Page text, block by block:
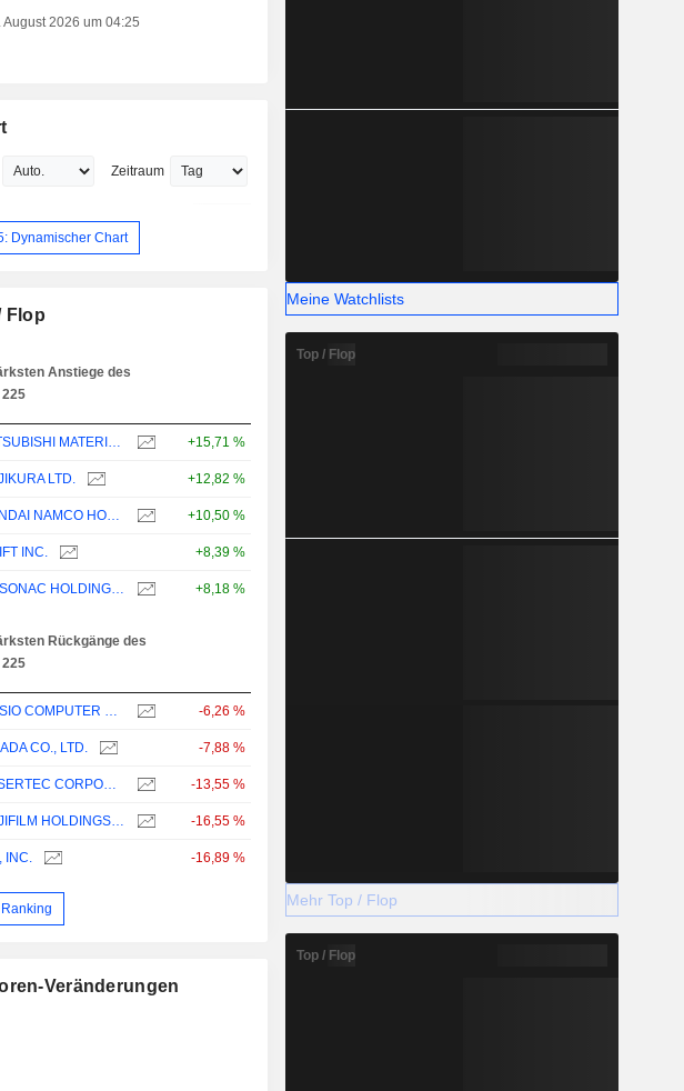
August 2026 um 04:25
Zeitraum
Dynamischer Chart
Flop
Anstiege des
MITSUBISHI MATERIALS CORPORATION +15,71 %
LTD. +12,82 %
BANDAI NAMCO HOLDINGS INC. +10,50 %
INC. +8,39 %
RESONAC HOLDINGS CORPORATION +8,18 %
Rückgänge des
CASIO COMPUTER CO.,LTD. -6,26 %
CO., LTD. -7,88 %
LASERTEC CORPORATION -13,55 %
FUJIFILM HOLDINGS CORPORATION -16,55 %
INC. -16,89 %
Veränderungen
Meine Watchlists
Top / Flop
Mehr Top / Flop
Top / Flop